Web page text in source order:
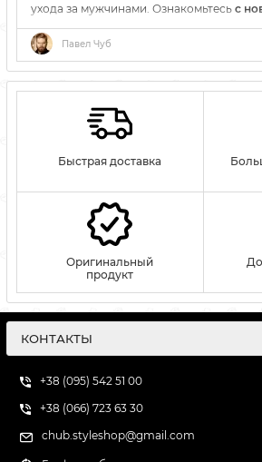
ухода за мужчинами. Ознакомьтесь с
Павел Чуб
Быстрая доставка
Оригинальный
продукт
КОНТАКТЫ
+38 (095) 542 51 00
+38 (066) 723 63 30
chub.styleshop@gmail.com